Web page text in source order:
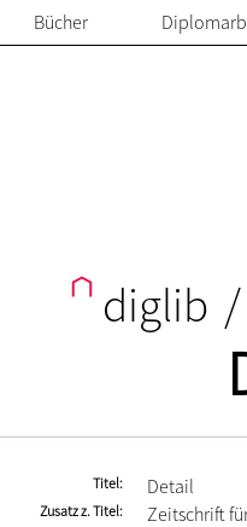
Bücher
diglib /
Titel Detail
Zusatz z. Titel Zeitschrift